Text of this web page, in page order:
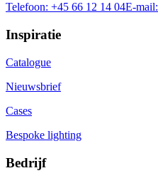
Telefoon: +45 66 12 14 04E-mail:
Inspiratie
Catalogue
Nieuwsbrief
Cases
Bespoke lighting
Bedrijf